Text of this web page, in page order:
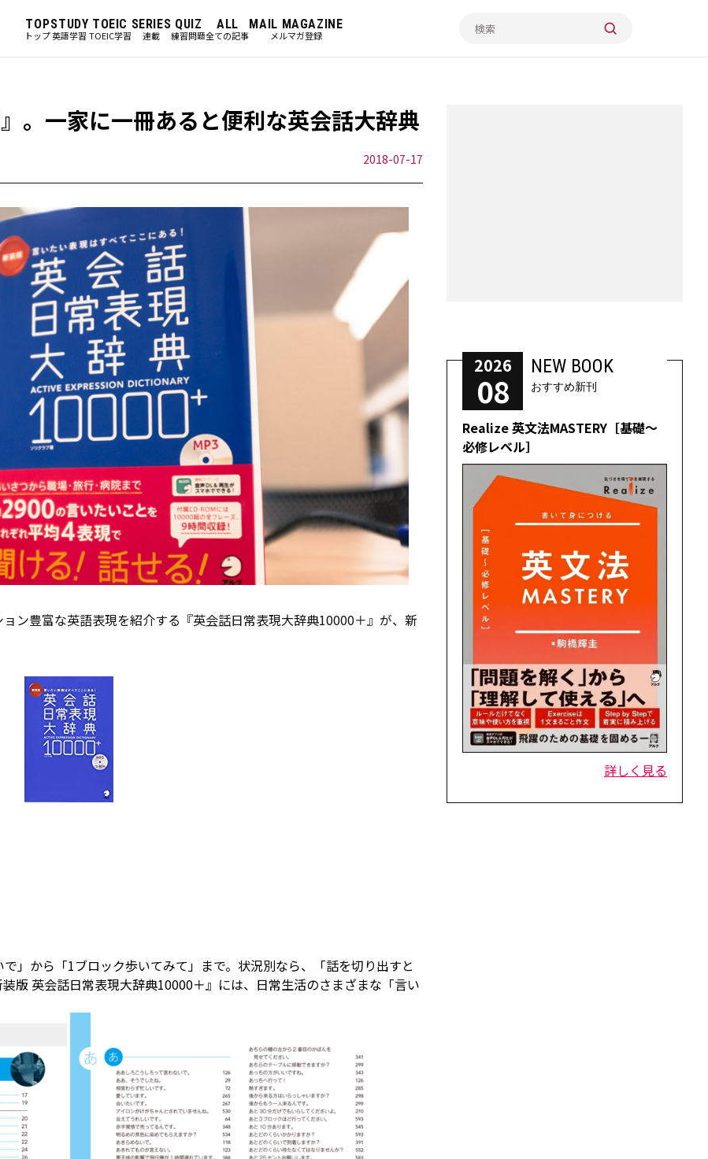
TOP
トップ
STUDY
英語学習
TOEIC
TOEIC学習
SERIES
連載
QUIZ
練習問題
ALL
全ての記事
MAIL MAGAZINE
メルマガ登録
。一家に一冊あると便利な英会話大辞典
2018-07-17
ン豊富な英語表現を紹介する『英会話日常表現大辞典10000＋』が、新
」から「1ブロック歩いてみて」まで。状況別なら、「話を切り出すと
版 英会話日常表現大辞典10000＋』には、日常生活のさまざまな「言い
2026
08
NEW BOOK
おすすめ新刊
Realize 英文法MASTERY［基礎～
必修レベル］
詳しく見る